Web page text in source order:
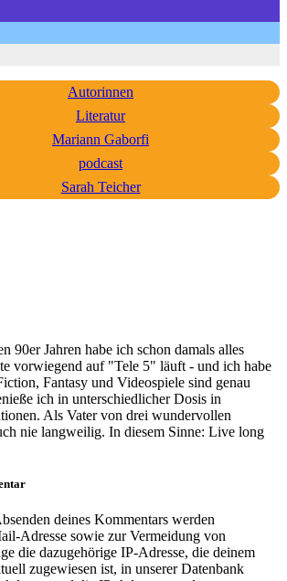
Autorinnen
Literatur
Mariann Gaborfi
podcast
Sarah Teicher
90er Jahren habe ich schon damals alles
vorwiegend auf "Tele 5" läuft - und ich habe
Fantasy und Videospiele sind genau
ich in unterschiedlicher Dosis in
Als Vater von drei wundervollen
nie langweilig. In diesem Sinne: Live long
deines Kommentars werden
Adresse sowie zur Vermeidung von
die dazugehörige IP-Adresse, die deinem
zugewiesen ist, in unserer Datenbank